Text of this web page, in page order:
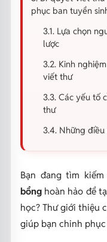
phục ban tuyển
3.1. Lựa chọn
lược
3.2. Kinh
viết thư
3.3. Các yếu tố
thư
3.4. Những
Bạn đang tìm
bổnghoàn hảo để
học? Thư giới thiệu
giúp bạn chinh